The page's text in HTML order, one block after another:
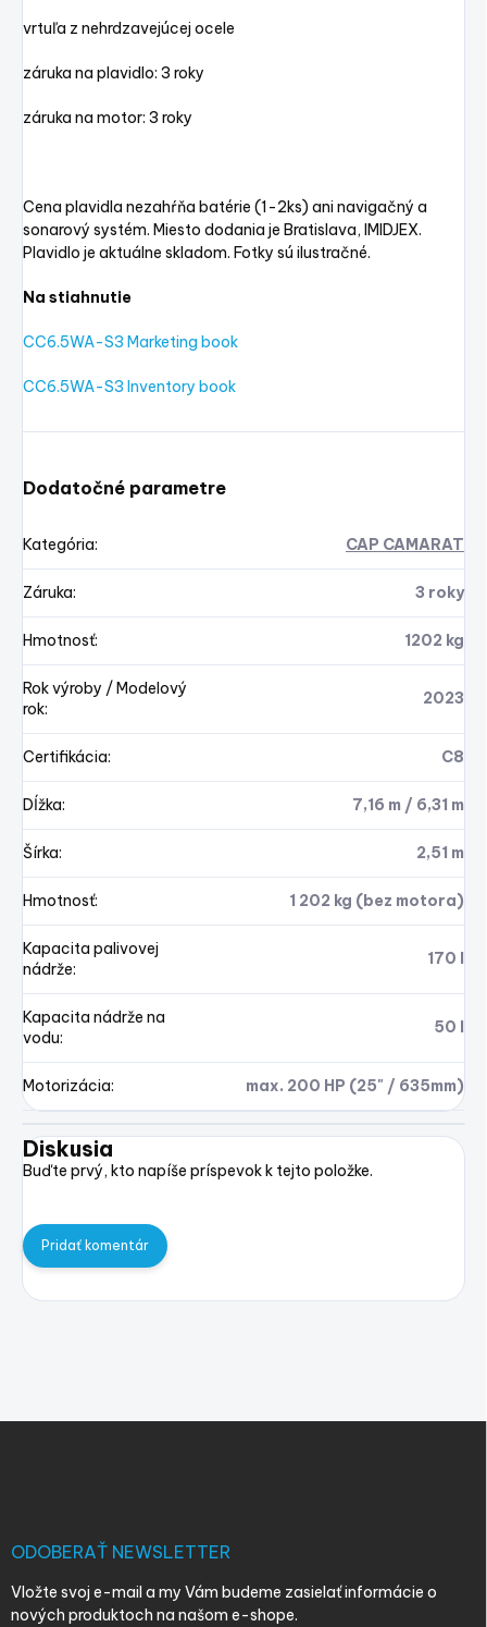
vrtuľa z nehrdzavejúcej ocele
záruka na plavidlo: 3 roky
záruka na motor: 3 roky
Cena plavidla nezahŕňa batérie (1-2ks) ani navigačný a
sonarový systém. Miesto dodania je Bratislava, IMIDJEX.
Plavidlo je aktuálne skladom. Fotky sú ilustračné.
Na stiahnutie
CC6.5WA-S3 Marketing book
CC6.5WA-S3 Inventory book
Dodatočné parametre
Kategória: CAP CAMARAT
Záruka: 3 roky
Hmotnosť: 1202 kg
Rok výroby / Modelový
rok:
2023
Certifikácia: C8
Dĺžka: 7,16 m / 6,31 m
Šírka: 2,51 m
Hmotnosť: 1 202 kg (bez motora)
Kapacita palivovej
nádrže:
170 l
Kapacita nádrže na
vodu:
50 l
Motorizácia: max. 200 HP (25" / 635mm)
Diskusia
Buďte prvý, kto napíše príspevok k tejto položke.
Pridať komentár
ODOBERAŤ NEWSLETTER
Vložte svoj e-mail a my Vám budeme zasielať informácie o
nových produktoch na našom e-shope.